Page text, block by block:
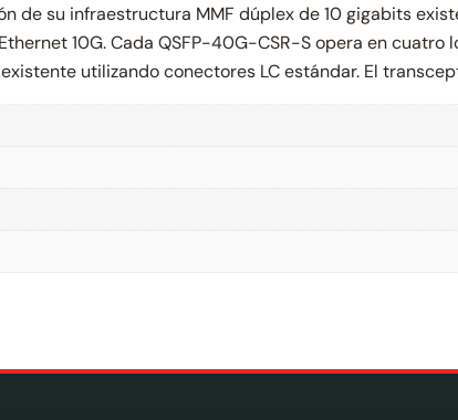
de su infraestructura MMF dúplex de 10 gigabits
10G. Cada QSFP-40G-CSR-S opera en
utilizando conectores LC estándar. El